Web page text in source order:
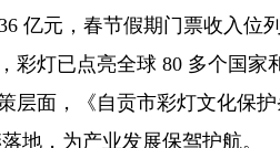
亿元，春节假期门票收入位
彩灯已点亮全球 80 多个国家
层面，《自贡市彩灯文化保
地，为产业发展保驾护航。